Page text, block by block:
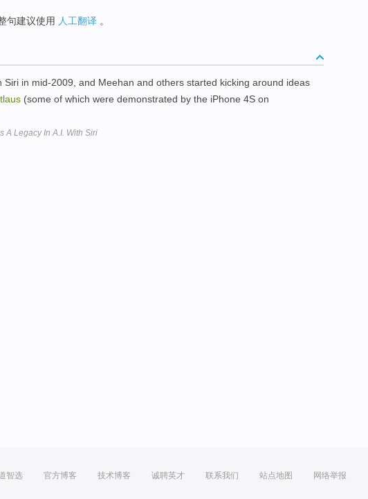
句建议使用 人工翻译 。
Siri in mid-2009, and Meehan and others started kicking around ideas
(some of which were demonstrated by the iPhone 4S on
A Legacy In A.I. With Siri
智选 官方博客 技术博客 诚聘英才 联系我们 站点地图 网络举报